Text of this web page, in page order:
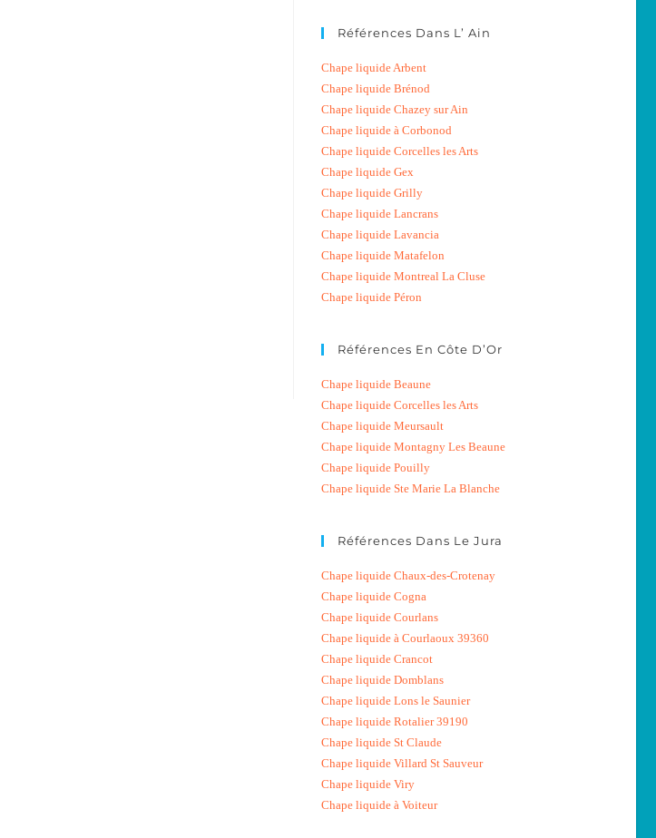
Références Dans L’ Ain
Chape liquide Arbent
Chape liquide Brénod
Chape liquide Chazey sur Ain
Chape liquide à Corbonod
Chape liquide Corcelles les Arts
Chape liquide Gex
Chape liquide Grilly
Chape liquide Lancrans
Chape liquide Lavancia
Chape liquide Matafelon
Chape liquide Montreal La Cluse
Chape liquide Péron
Références En Côte D’Or
Chape liquide Beaune
Chape liquide Corcelles les Arts
Chape liquide Meursault
Chape liquide Montagny Les Beaune
Chape liquide Pouilly
Chape liquide Ste Marie La Blanche
Références Dans Le Jura
Chape liquide Chaux-des-Crotenay
Chape liquide Cogna
Chape liquide Courlans
Chape liquide à Courlaoux 39360
Chape liquide Crancot
Chape liquide Domblans
Chape liquide Lons le Saunier
Chape liquide Rotalier 39190
Chape liquide St Claude
Chape liquide Villard St Sauveur
Chape liquide Viry
Chape liquide à Voiteur